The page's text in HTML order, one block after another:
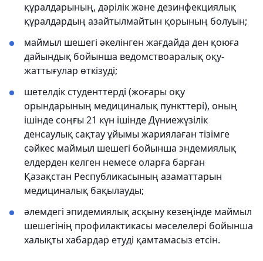
құралдарының, дәрілік және дезинфекциялық
құралдардың азайтылмайтын қорының болуын;
маймыл шешегі әкелінген жағдайда ден қоюға
дайындық бойынша ведомствоаралық оқу-
жаттығулар өткізуді;
шетелдік студенттерді (жоғары оқу
орындарының медициналық пункттері), оның
ішінде соңғы 21 күн ішінде Дүниежүзілік
денсаулық сақтау ұйымы жариялаған тізімге
сәйкес маймыл шешегі бойынша эндемиялық
елдерден келген немесе оларға барған
Қазақстан Республикасының азаматтарын
медициналық бақылауды;
әлемдегі эпидемиялық асқыну кезеңінде маймыл
шешегінің профилактикасы мәселелері бойынша
халықты хабардар етуді қамтамасыз етсін.